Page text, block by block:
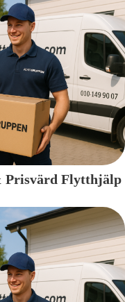
Prisvärd Flytthjälp